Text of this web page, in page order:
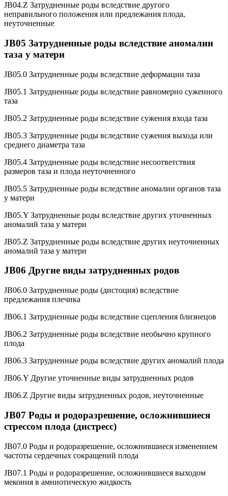
JB04.Z Затрудненные роды вследствие другого
неправильного положения или предлежания плода,
неуточненные
JВ05 Затрудненные роды вследствие аномалии
таза у матери
JB05.0 Затрудненные роды вследствие деформации таза
JB05.1 Затрудненные роды вследствие равномерно суженного
таза
JB05.2 Затрудненные роды вследствие сужения входа таза
JB05.3 Затрудненные роды вследствие сужения выхода или
среднего диаметра таза
JB05.4 Затрудненные роды вследствие несоответствия
размеров таза и плода неуточненного
JB05.5 Затрудненные роды вследствие аномалии органов таза
у матери
JB05.Y Затрудненные роды вследствие других уточненных
аномалий таза у матери
JB05.Z Затрудненные роды вследствие других неуточненных
аномалий таза у матери
JB06 Другие виды затрудненных родов
JB06.0 Затрудненные роды (дистоция) вследствие
предлежания плечика
JB06.1 Затрудненные роды вследствие сцепления близнецов
JB06.2 Затрудненные роды вследствие необычно крупного
плода
JB06.3 Затрудненные роды вследствие других аномалий плода
JB06.Y Другие уточненные виды затрудненных родов
JB06.Z Другие виды затрудненных родов, неуточненные
JB07 Роды и родоразрешение, осложнившиеся
стрессом плода (дистресс)
JB07.0 Роды и родоразрешение, осложнившиеся изменением
частоты сердечных сокращений плода
JB07.1 Роды и родоразрешение, осложнившиеся выходом
мекония в амниотическую жидкость